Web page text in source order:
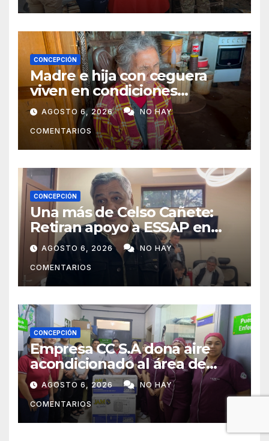
CONCEPCIÓN
Madre e hija con ceguera
viven en condiciones
precarias y vecinos impulsan
campaña solidaria para
ayudarlas
AGOSTO 6, 2026 NO HAY
COMENTARIOS
CONCEPCIÓN
Una más de Celso Cañete:
Retiran apoyo a ESSAP en
Concepción
AGOSTO 6, 2026 NO HAY
COMENTARIOS
CONCEPCIÓN
Empresa CC S.A dona aire
acondicionado al área de
maternidad del IPS de
Concepción
AGOSTO 6, 2026 NO HAY
COMENTARIOS